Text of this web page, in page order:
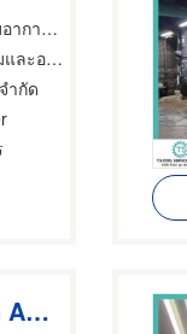
รับซ่อมชิลเลอร์และบำรุงรักษาเครื่องปรับอากาศ - T.S Cool Services
บติดตั้งห้องเย็น
ำกัด
ล้างเครื่องจัดการอากาศ หรือ AHU (Air Handling Unit)